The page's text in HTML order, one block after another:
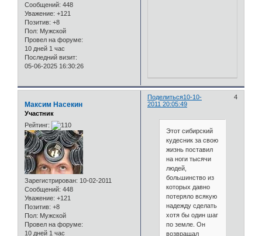
Сообщений: 448
Уважение: +121
Позитив: +8
Пол: Мужской
Провел на форуме:
10 дней 1 час
Последний визит:
05-06-2025 16:30:26
Поделиться 4
10-10-
2011 20:05:49
Максим Насекин
Участник
Рейтинг:
Зарегистрирован: 10-02-2011
Сообщений: 448
Уважение: +121
Позитив: +8
Пол: Мужской
Провел на форуме:
10 дней 1 час
Этот сибирский
кудесник за свою
жизнь поставил
на ноги тысячи
людей,
большинство из
которых давно
потеряло всякую
надежду сделать
хотя бы один шаг
по земле. Он
возвращал